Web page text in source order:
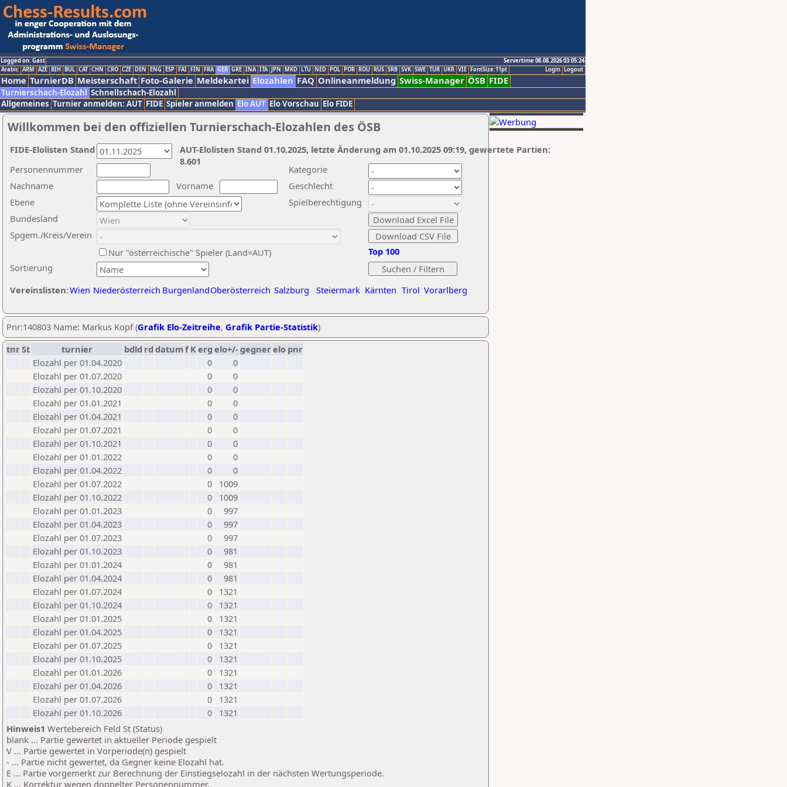
Logged on: Gast
Servertime 08.08.2026 03:05:24
Logout
Login
Arabic ARM AZE BIH BUL CAT CHN CRO CZE DEN ENG ESP FAI FIN FRA GER GRE INA ITA JPN MKD LTU NED POL POR ROU RUS SRB SVK SWE TUR UKR VIE FontSize:11pt
Home TurnierDB Meisterschaft Foto-Galerie Meldekartei Elozahlen FAQ Onlineanmeldung Swiss-Manager ÖSB FIDE
Turnierschach-Elozahl Schnellschach-Elozahl
Allgemeines Turnier anmelden: AUT FIDE Spieler anmelden Elo AUT Elo Vorschau Elo FIDE
Willkommen bei den offiziellen Turnierschach-Elozahlen des ÖSB
Nachname
Vorname
Ebene
Kategorie
Sortierung
Personennummer
Bundesland
Spgem./Kreis/Verein
Geschlecht
Nur "österreichische" Spieler (Land=AUT)
Spielberechtigung
Vereinslisten:Wien Niederösterreich BurgenlandOberösterreich Salzburg Steiermark Kärnten Tirol Vorarlberg
Top 100
AUT-Elolisten Stand 01.10.2025, letzte Änderung am 01.10.2025 09:19, gewertete Partien:
8.601
FIDE-Elolisten Stand
Pnr:140803 Name: Markus Kopf (Grafik Elo-Zeitreihe, Grafik Partie-Statistik)
tnrSt turnier bdld rd datumf Kerg elo+/-gegnerelo pnr
Elozahl per 01.04.2020
0
0
Elozahl per 01.07.2020
0
0
Elozahl per 01.10.2020
0
0
Elozahl per 01.01.2021
0
0
Elozahl per 01.04.2021
0
0
Elozahl per 01.07.2021
0
0
Elozahl per 01.10.2021
0
0
Elozahl per 01.01.2022
0
0
Elozahl per 01.04.2022
0
0
Elozahl per 01.07.2022
0
1009
Elozahl per 01.10.2022
0
1009
Elozahl per 01.01.2023
0
997
Elozahl per 01.04.2023
0
997
Elozahl per 01.07.2023
0
997
Elozahl per 01.10.2023
0
981
Elozahl per 01.01.2024
0
981
Elozahl per 01.04.2024
0
981
Elozahl per 01.07.2024
0
1321
Elozahl per 01.10.2024
0
1321
Elozahl per 01.01.2025
0
1321
Elozahl per 01.04.2025
0
1321
Elozahl per 01.07.2025
0
1321
Elozahl per 01.10.2025
0
1321
Elozahl per 01.01.2026
0
1321
Elozahl per 01.04.2026
0
1321
Elozahl per 01.07.2026
0
1321
Elozahl per 01.10.2026
0
1321
Hinweis1 Wertebereich Feld St (Status)
blank ... Partie gewertet in aktueller Periode gespielt
V ... Partie gewertet in Vorperiode(n) gespielt
- ... Partie nicht gewertet, da Gegner keine Elozahl hat.
E ... Partie vorgemerkt zur Berechnung der Einstiegselozahl in der nächsten Wertungsperiode.
K ... Korrektur wegen doppelter Personennummer.